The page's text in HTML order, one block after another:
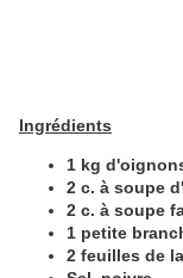
Ingrédients
1 kg
2 c. à soupe
2 c. à soupe
1 petite
2 feuilles de